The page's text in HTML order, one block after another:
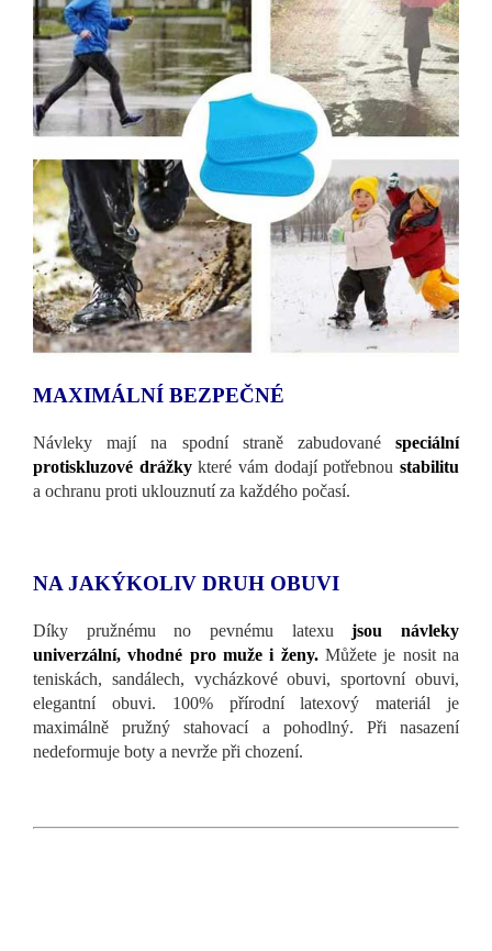
MAXIMÁLNÍ BEZPEČNÉ
Návleky mají na spodní straně zabudovanéspeciální
protiskluzové drážkykteré vám dodají potřebnoustabilitu
a ochranu proti uklouznutí za každého počasí.
NA JAKÝKOLIV DRUH OBUVI
Díky pružnému no pevnému latexujsou návleky
univerzální, vhodné pro muže i ženy. Můžete je nosit na
teniskách, sandálech, vycházkové obuvi, sportovní obuvi,
elegantní obuvi. 100% přírodní latexový materiál je
maximálně pružný stahovací a pohodlný. Při nasazení
nedeformuje boty a nevrže při chození.